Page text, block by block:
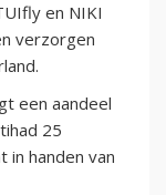
en NIKI
verzorgen
een aandeel
25
in handen van